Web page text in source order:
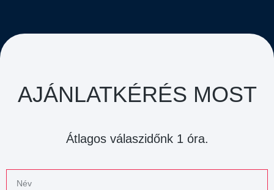
AJÁNLATKÉRÉS MOST
Átlagos válaszidőnk 1 óra.